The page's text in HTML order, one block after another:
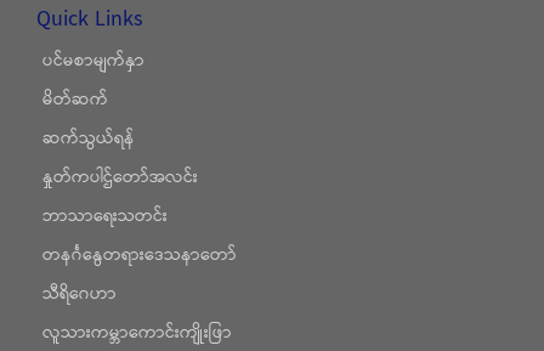
Quick Links
ပင်မစာမျက်နှာ
မိတ်ဆက်
ဆက်သွယ်ရန်
နှုတ်ကပါဌ်တော်အလင်း
ဘာသာရေးသတင်း
တနင်္ဂနွေတရားဒေသနာတော်
သီရိဂေဟာ
လူသားကမ္ဘာကောင်းကျိုးဖြာ